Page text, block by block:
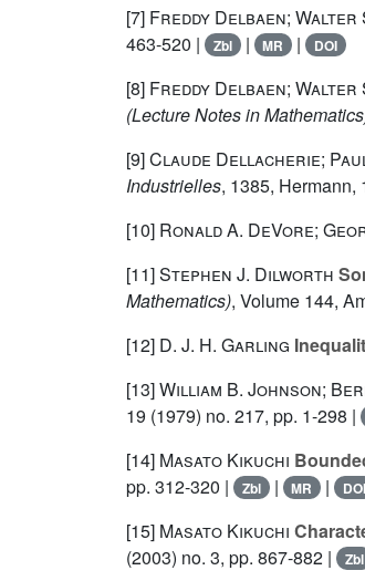
[7] Freddy Delbaen; Walter
463-520 |
Zbl | MR | DOI
[8] Freddy Delbaen; Walter
(Lecture Notes in
[9]Claude Dellacherie;
Industrielles, 1385, Hermann,
[10] Ronald A. DeVore;
[11]Stephen J. Dilworth
Mathematics), Volume 144,
[12] D. J. H. Garling
[13]William B. Johnson;
19 (1979) no. 217, pp. 1-298 |
[14] Masato Kikuchi
pp. 312-320 |
Zbl | MR | DOI
[15] Masato Kikuchi
(2003) no. 3, pp. 867-882 |
Zbl